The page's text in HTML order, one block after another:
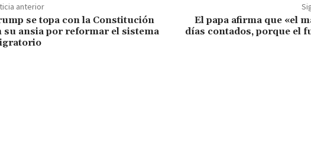
anterior
se topa con la Constitución
su ansia por reformar el sistema
El papa afirma que «el
días contados, porque el